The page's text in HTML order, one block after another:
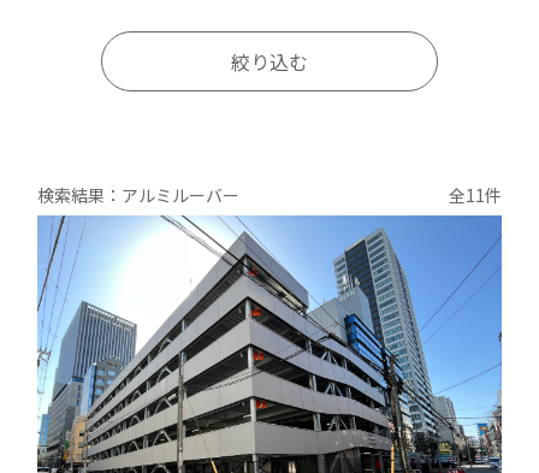
絞り込む
検索結果：アルミルーバー 全11件